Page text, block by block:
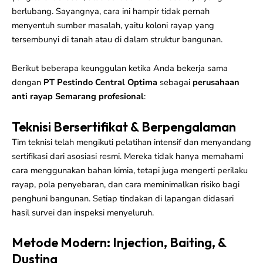
berlubang. Sayangnya, cara ini hampir tidak pernah
menyentuh sumber masalah, yaitu koloni rayap yang
tersembunyi di tanah atau di dalam struktur bangunan.
Berikut beberapa keunggulan ketika Anda bekerja sama
dengan PT Pestindo Central Optima sebagai perusahaan
anti rayap Semarang profesional:
Teknisi Bersertifikat & Berpengalaman
Tim teknisi telah mengikuti pelatihan intensif dan menyandang
sertifikasi dari asosiasi resmi. Mereka tidak hanya memahami
cara menggunakan bahan kimia, tetapi juga mengerti perilaku
rayap, pola penyebaran, dan cara meminimalkan risiko bagi
penghuni bangunan. Setiap tindakan di lapangan didasari
hasil survei dan inspeksi menyeluruh.
Metode Modern: Injection, Baiting, &
Dusting